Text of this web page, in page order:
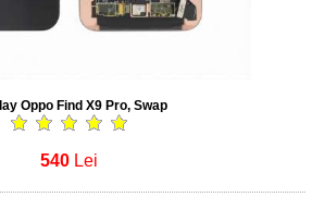
Oppo Find X9 Pro, Swap
540 Lei